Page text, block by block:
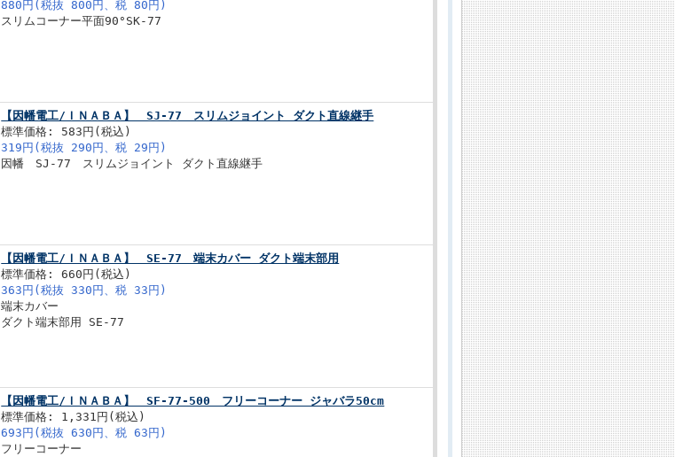
880円(税抜 800円、税 80円)
スリムコーナー平面90°SK-77
【因幡電工/ＩＮＡＢＡ】 SJ-77 スリムジョイント ダクト直線継手
標準価格: 583円(税込)
319円(税抜 290円、税 29円)
因幡 SJ-77 スリムジョイント ダクト直線継手
【因幡電工/ＩＮＡＢＡ】 SE-77 端末カバー ダクト端末部用
標準価格: 660円(税込)
363円(税抜 330円、税 33円)
端末カバー
ダクト端末部用 SE-77
【因幡電工/ＩＮＡＢＡ】 SF-77-500 フリーコーナー ジャバラ50cm
標準価格: 1,331円(税込)
693円(税抜 630円、税 63円)
フリーコーナー